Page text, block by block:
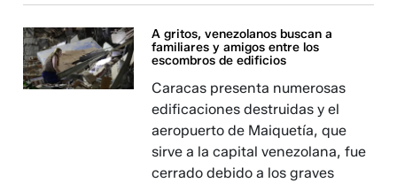
A gritos, venezolanos buscan a
familiares y amigos entre los
escombros de edificios
Caracas presenta numerosas
edificaciones destruidas y el
aeropuerto de Maiquetía, que
sirve a la capital venezolana, fue
cerrado debido a los graves